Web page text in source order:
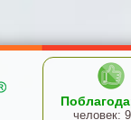
человек: